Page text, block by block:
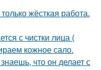
жёсткая работа.
с чистки лица (
кожное сало.
что он делает с